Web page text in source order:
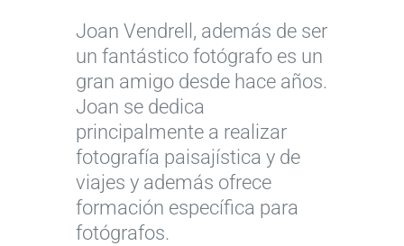
Joan Vendrell, además de ser
un fantástico fotógrafo es un
gran amigo desde hace años.
Joan se dedica
principalmente a realizar
fotografía paisajística y de
viajes y además ofrece
formación específica para
fotógrafos.